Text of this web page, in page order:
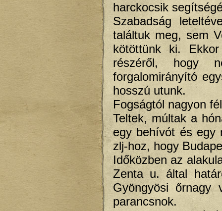
harckocsik
Szabadság
találtuk meg, sem
kötöttünk ki.
részéről, hogy
forgalomirányító
hosszú utunk.
Fogságtól nagyon
Teltek, múltak a
egy behívót és egy
zlj-hoz, hogy
Időközben az
Zenta u. által
Gyöngyösi
parancsnok.